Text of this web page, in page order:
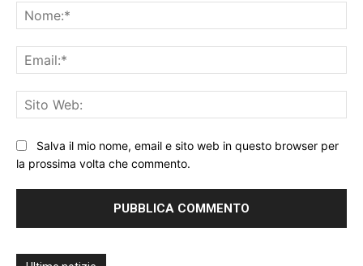
Salva il mio nome, email e sito web in questo browser per
la prossima volta che commento.